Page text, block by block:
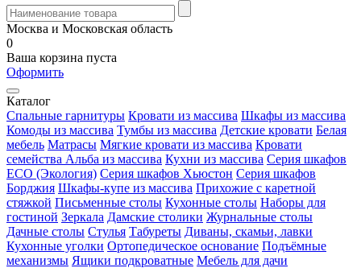
Москва и Московская область
0
Ваша корзина пуста
Оформить
Каталог
Спальные гарнитуры Кровати из массива Шкафы из массива
Комоды из массива Тумбы из массива Детские кровати Белая
мебель Матрасы Мягкие кровати из массива Кровати
семейства Альба из массива Кухни из массива Серия шкафов
ECO (Экология) Серия шкафов Хьюстон Серия шкафов
Борджия Шкафы-купе из массива Прихожие с каретной
стяжкой Письменные столы Кухонные столы Наборы для
гостиной Зеркала Дамские столики Журнальные столы
Дачные столы Стулья Табуреты Диваны, скамьи, лавки
Кухонные уголки Ортопедическое основание Подъёмные
механизмы Ящики подкроватные Мебель для дачи